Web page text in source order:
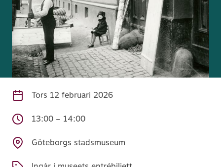
Tors 12 februari 2026
13:00 – 14:00
Göteborgs stadsmuseum